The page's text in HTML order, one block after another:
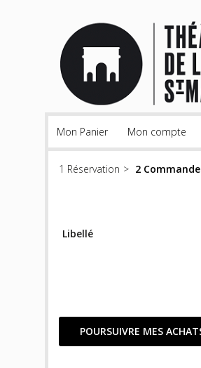
Mon Panier Mon compte
Réservation Commande
Libellé